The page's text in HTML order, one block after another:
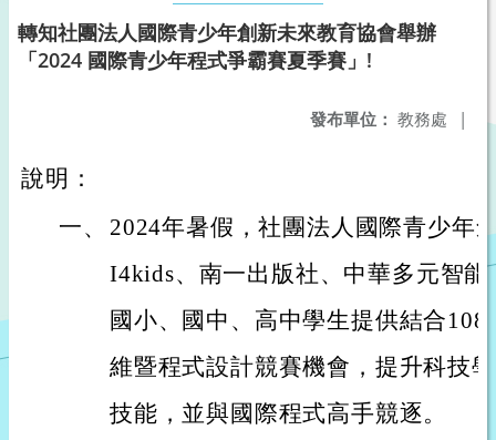
轉知社團法人國際青少年創新未來教育協會舉辦
「2024 國際青少年程式爭霸賽夏季賽」!
發布單位： 教務處 |
說明：
一、
2024年暑假，社團法人國際青少年
I4kids、南一出版社、中華多元智
國小、國中、高中學生提供結合
維暨程式設計競賽機會，提升科技
技能，並與國際程式高手競逐。